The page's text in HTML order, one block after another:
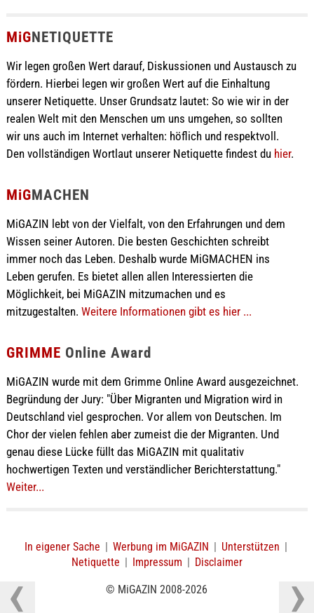
MiGNETIQUETTE
Wir legen großen Wert darauf, Diskussionen und Austausch zu
fördern. Hierbei legen wir großen Wert auf die Einhaltung
unserer Netiquette. Unser Grundsatz lautet: So wie wir in der
realen Welt mit den Menschen um uns umgehen, so sollten
wir uns auch im Internet verhalten: höflich und respektvoll.
Den vollständigen Wortlaut unserer Netiquette findest du hier.
MiGMACHEN
MiGAZIN lebt von der Vielfalt, von den Erfahrungen und dem
Wissen seiner Autoren. Die besten Geschichten schreibt
immer noch das Leben. Deshalb wurde MiGMACHEN ins
Leben gerufen. Es bietet allen allen Interessierten die
Möglichkeit, bei MiGAZIN mitzumachen und es
mitzugestalten. Weitere Informationen gibt es hier ...
GRIMME Online Award
MiGAZIN wurde mit dem Grimme Online Award ausgezeichnet.
Begründung der Jury: "Über Migranten und Migration wird in
Deutschland viel gesprochen. Vor allem von Deutschen. Im
Chor der vielen fehlen aber zumeist die der Migranten. Und
genau diese Lücke füllt das MiGAZIN mit qualitativ
hochwertigen Texten und verständlicher Berichterstattung."
Weiter...
In eigener Sache | Werbung im MiGAZIN | Unterstützen |
Netiquette | Impressum | Disclaimer
© MiGAZIN 2008-2026